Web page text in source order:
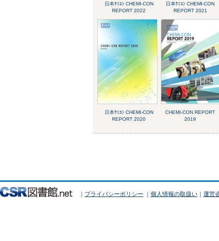
日本ｹﾐｺﾝ CHEMI-CON
REPORT 2022
日本ｹﾐｺﾝ CHEMI-CON
REPORT 2021
日本ｹﾐｺﾝ CHEMI-CON
REPORT 2020
CHEMI-CON REPORT
2019
｜ プライバシーポリシー ｜ 個人情報の取扱い ｜ 運営